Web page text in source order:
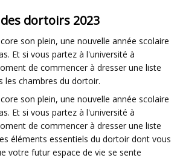
dortoirs 2023
son plein, une nouvelle année scolaire
Et si vous partez à l'université à
de commencer à dresser une liste
les chambres du dortoir.
son plein, une nouvelle année scolaire
Et si vous partez à l'université à
de commencer à dresser une liste
éléments essentiels du dortoir dont vous
votre futur espace de vie se sente